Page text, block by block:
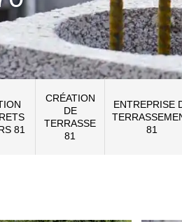
81
CRÉATION
DE
TERRASSE
81
ENTREPRISE
81